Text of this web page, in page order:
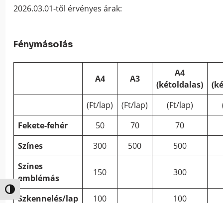
Nagy kontraszt váltása
2026.03.01-től érvényes árak:
Fénymásolás
A4 A3
A4
(kétoldalas)
(Ft/lap)
(Ft/lap) (Ft/lap)
Fekete-fehér
50 70
70
Színes
300 500
500
Színes
emblémás
150 300
Szkennelés/lap 100 100